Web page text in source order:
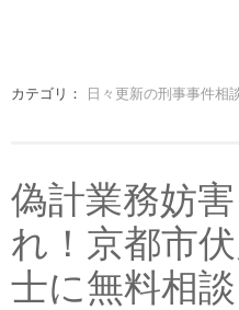
カテゴリ： 日々更新の刑事事件相
偽計業務妨
れ！京都市
士に無料相談